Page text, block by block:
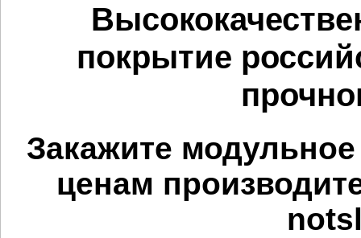
покрытие
Закажите
ценам